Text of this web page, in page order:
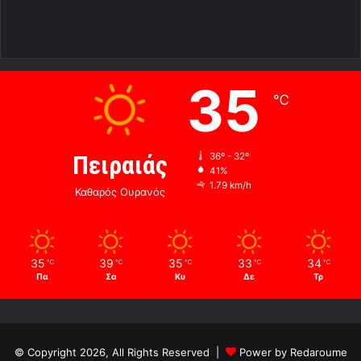
Πειραιάς
Καθαρός Ουρανός
35 ℃
36º - 32º
41%
1.79 km/h
35 ℃
Πα
39 ℃
Σα
35 ℃
Κυ
33 ℃
Δε
34 ℃
Τρ
© Copyright 2026, All Rights Reserved | Power by Redaroume